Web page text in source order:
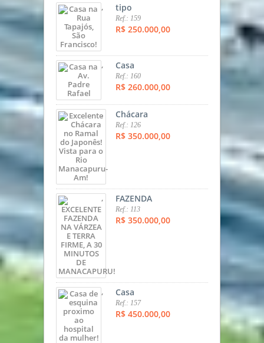
, tipo
Ref.: 159
R$ 250.000,00
, Casa
Ref.: 160
R$ 260.000,00
, Chácara
Ref.: 126
R$ 350.000,00
, FAZENDA
Ref.: 113
R$ 350.000,00
, Casa
Ref.: 157
R$ 450.000,00